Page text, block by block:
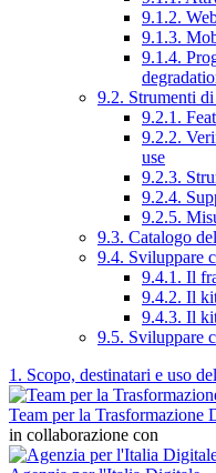
9.1.2.
9.1.3.
9.1.4.
9.2. Strumenti
9.2.1.
9.2.2.
use
9.2.3.
9.2.4.
9.2.5.
9.3. Catalogo
9.4. Sviluppare
9.4.1. Il
9.4.2. Il
9.4.3. Il
9.5. Sviluppare
1. Scopo, destinatari e uso
Team per la Trasformazione
in collaborazione con